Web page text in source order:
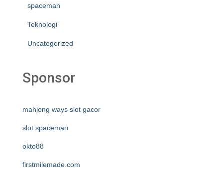
spaceman
Teknologi
Uncategorized
Sponsor
mahjong ways slot gacor
slot spaceman
okto88
firstmilemade.com